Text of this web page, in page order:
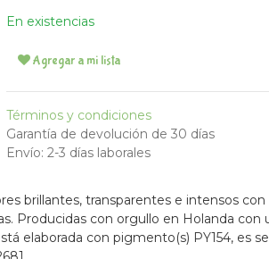
En existencias
Agregar a mi lista
Términos y condiciones
Garantía de devolución de 30 días
Envío: 2-3 días laborales
brillantes, transparentes e intensos con
Producidas con orgullo en Holanda con
elaborada con pigmento(s) PY154, es